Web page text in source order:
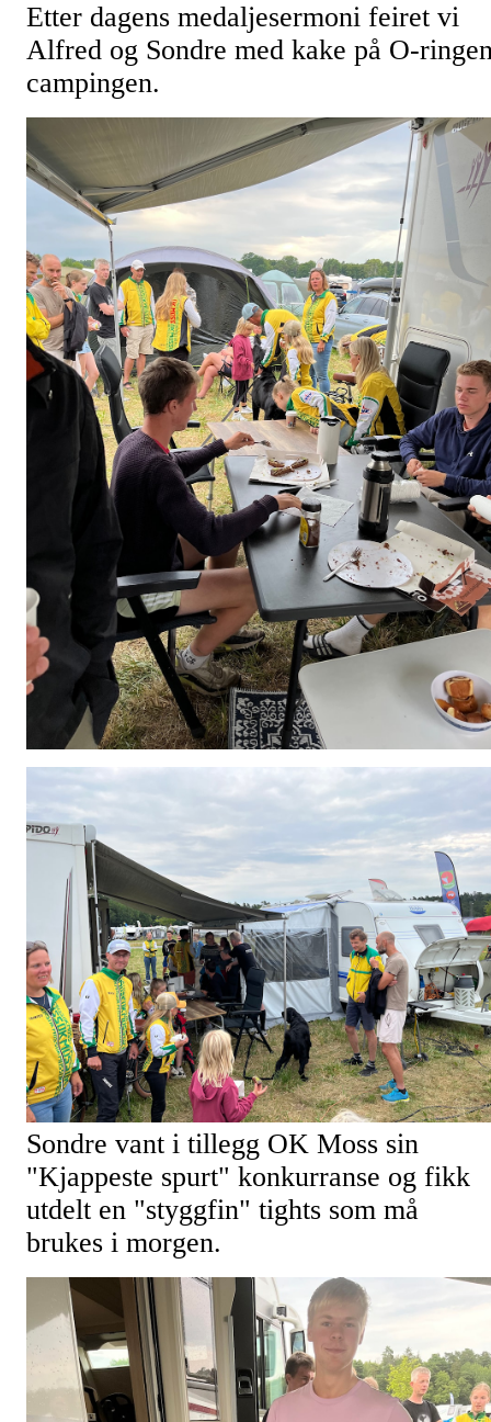
Etter dagens medaljesermoni feiret vi
Alfred og Sondre med kake på O-
campingen.
Sondre vant i tillegg OK Moss sin
"Kjappeste spurt" konkurranse og fikk
utdelt en "styggfin" tights som må
brukes i morgen.